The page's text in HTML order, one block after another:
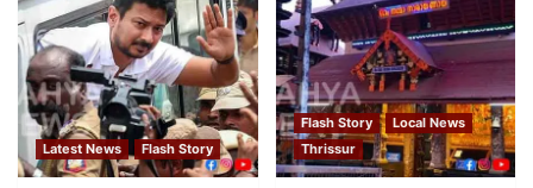
Latest News Flash Story
Flash Story
Local News
Thrissur